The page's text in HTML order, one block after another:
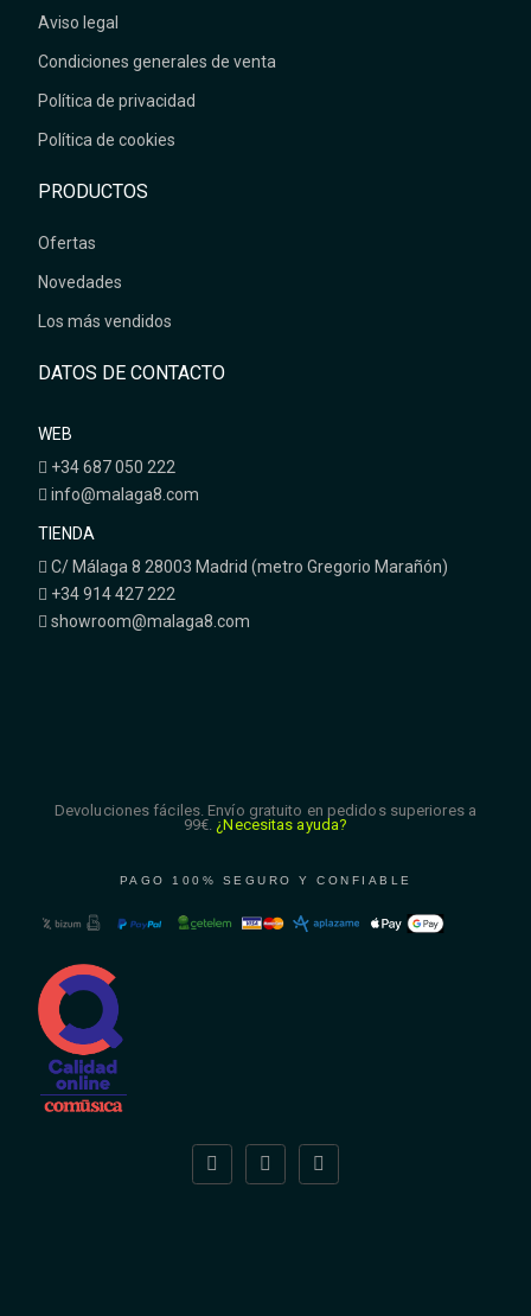
Aviso legal
Condiciones generales de venta
Política de privacidad
Política de cookies
PRODUCTOS
Ofertas
Novedades
Los más vendidos
DATOS DE CONTACTO
WEB
+34 687 050 222
info@malaga8.com
TIENDA
C/ Málaga 8 28003 Madrid (metro Gregorio Marañón)
+34 914 427 222
showroom@malaga8.com
Devoluciones fáciles. Envío gratuito en pedidos superiores a
99€. ¿Necesitas ayuda?
PAGO 100% SEGURO Y CONFIABLE